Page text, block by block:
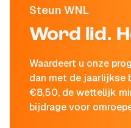
Steun WNL
Word lid.
Waardeert u onze
dan met de jaarlijkse
€8,50, de wettelijk
bijdrage voor